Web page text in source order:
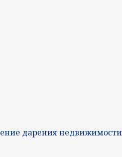
дарения